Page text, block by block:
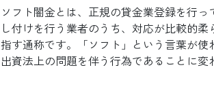
ソフト闇金とは、正規の貸金業登録を行
し付けを行う業者のうち、対応が比較的
指す通称です。「ソフト」という言葉が
出資法上の問題を伴う行為であることに変